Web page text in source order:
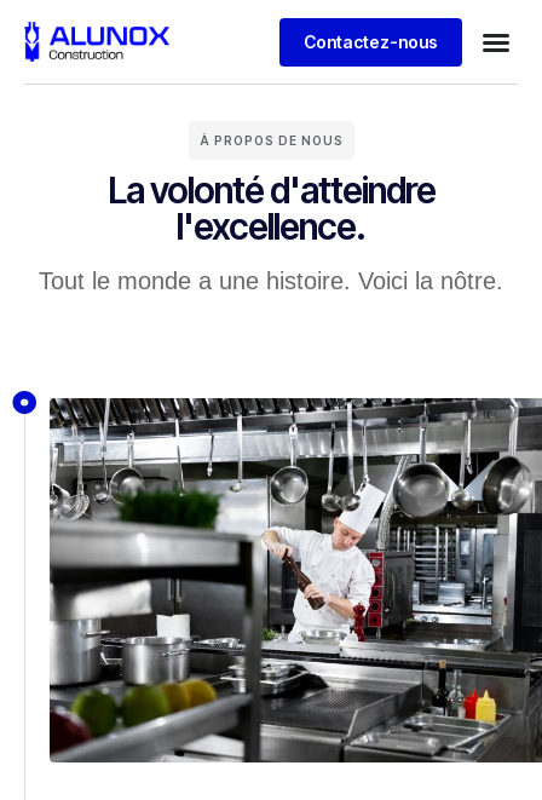
Contactez-nous
À PROPOS DE NOUS
La volonté d'atteindre
l'excellence.
Tout le monde a une histoire. Voici la nôtre.